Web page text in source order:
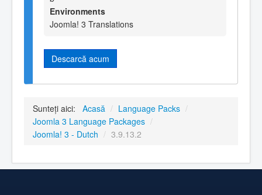
Environments
Joomla! 3 Translations
Descarcă acum
Sunteți aici: Acasă / Language Packs /
Joomla 3 Language Packages /
Joomla! 3 - Dutch / 3.9.13.2